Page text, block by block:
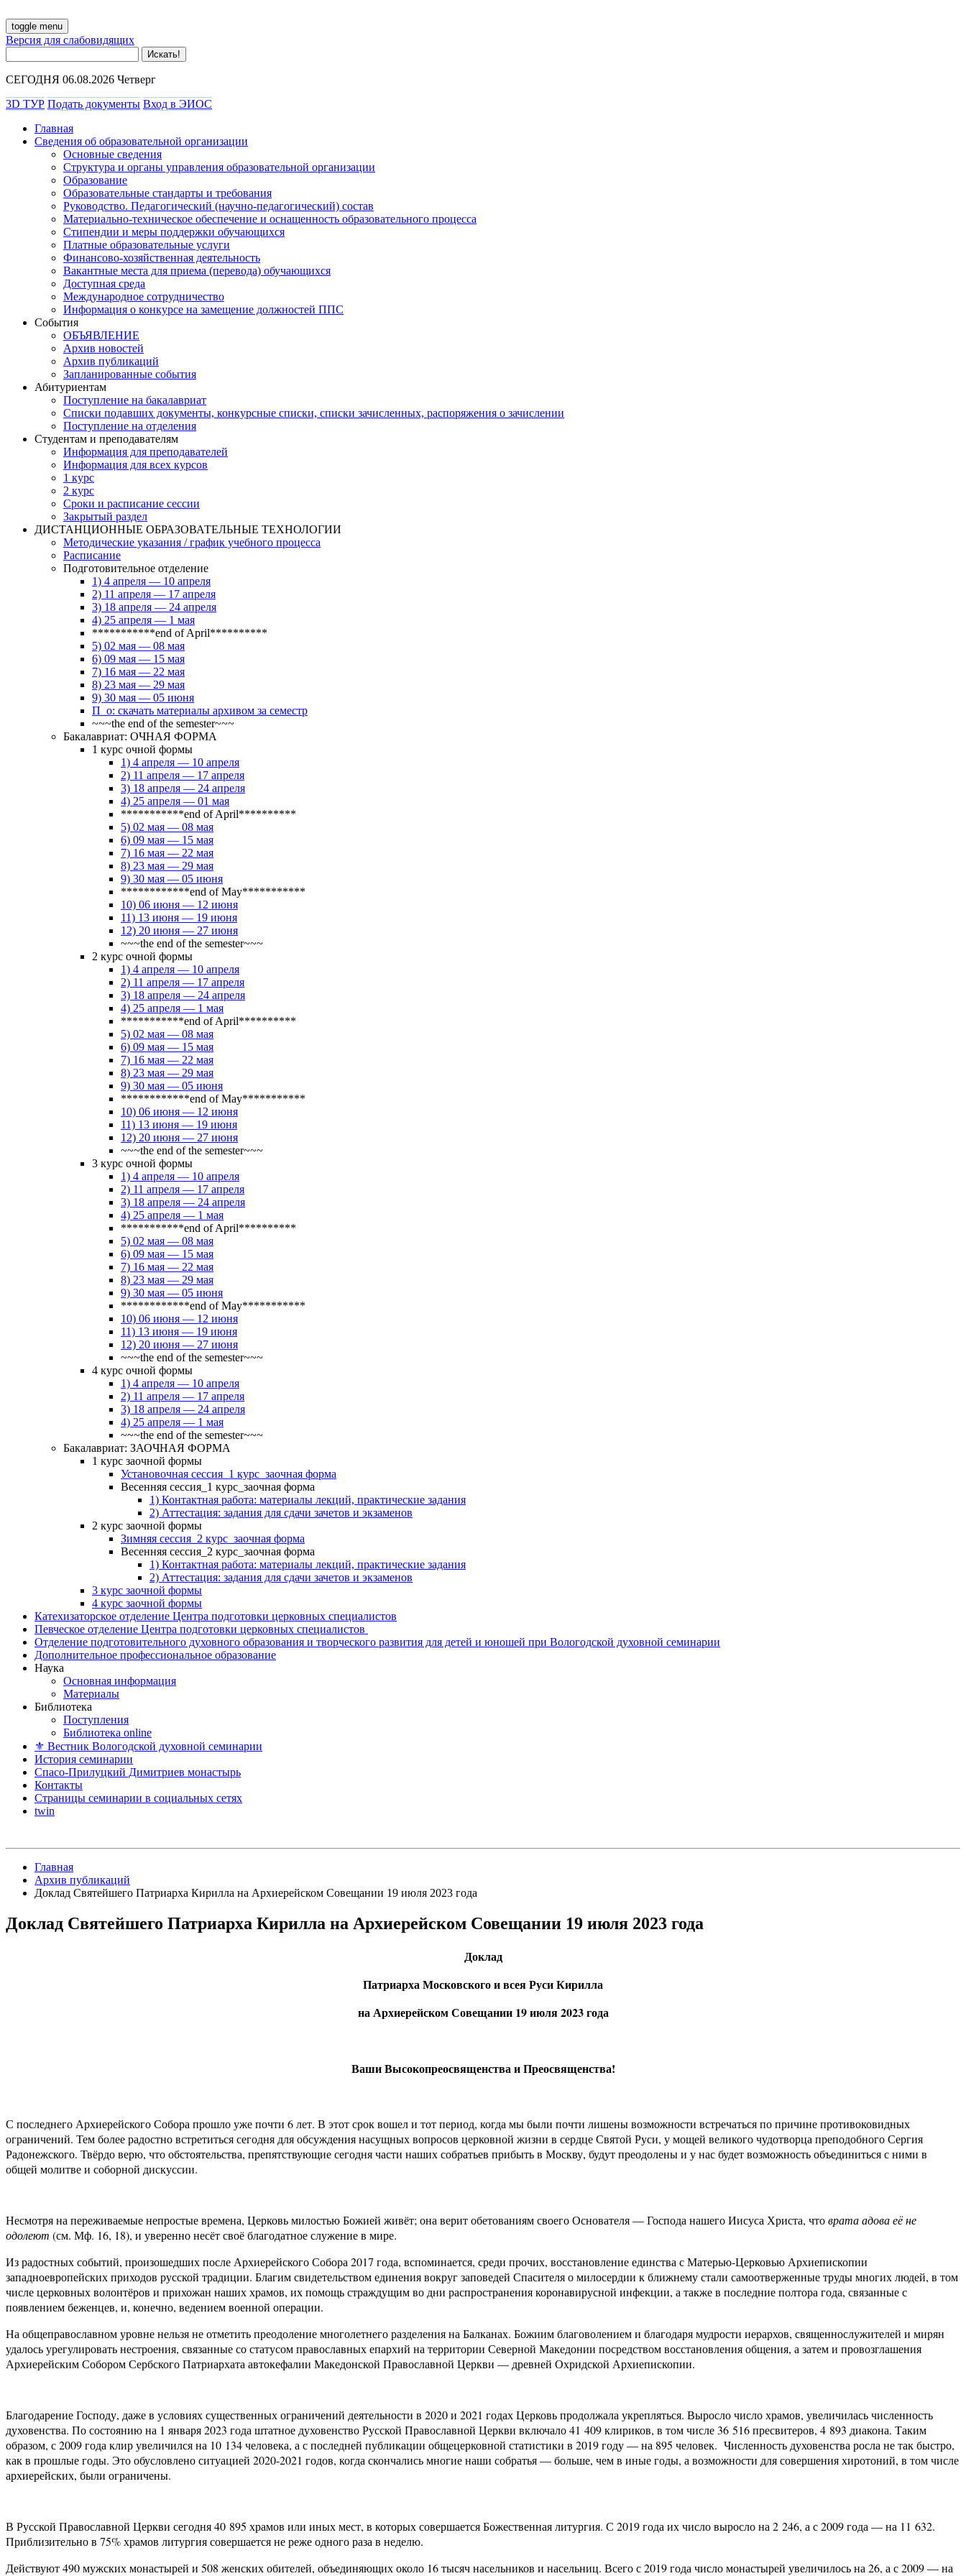
toggle menu
Версия для слабовидящих
СЕГОДНЯ 06.08.2026 Четверг
3D ТУР Подать документы Вход в ЭИОС
Главная
Сведения об образовательной организации
Основные сведения
Структура и органы управления образовательной организации
Образование
Образовательные стандарты и требования
Руководство. Педагогический (научно-педагогический) состав
Материально-техническое обеспечение и оснащенность образовательного процесса
Стипендии и меры поддержки обучающихся
Платные образовательные услуги
Финансово-хозяйственная деятельность
Вакантные места для приема (перевода) обучающихся
Доступная среда
Международное сотрудничество
Информация о конкурсе на замещение должностей ППС
События
ОБЪЯВЛЕНИЕ
Архив новостей
Архив публикаций
Запланированные события
Абитуриентам
Поступление на бакалавриат
Списки подавших документы, конкурсные списки, списки зачисленных, распоряжения о зачислении
Поступление на отделения
Студентам и преподавателям
Информация для преподавателей
Информация для всех курсов
1 курс
2 курс
Сроки и расписание сессии
Закрытый раздел
ДИСТАНЦИОННЫЕ ОБРАЗОВАТЕЛЬНЫЕ ТЕХНОЛОГИИ
Методические указания / график учебного процесса
Расписание
Подготовительное отделение
1) 4 апреля — 10 апреля
2) 11 апреля — 17 апреля
3) 18 апреля — 24 апреля
4) 25 апреля — 1 мая
***********end of April**********
5) 02 мая — 08 мая
6) 09 мая — 15 мая
7) 16 мая — 22 мая
8) 23 мая — 29 мая
9) 30 мая — 05 июня
П_о: скачать материалы архивом за семестр
~~~the end of the semester~~~
Бакалавриат: ОЧНАЯ ФОРМА
1 курс очной формы
1) 4 апреля — 10 апреля
2) 11 апреля — 17 апреля
3) 18 апреля — 24 апреля
4) 25 апреля — 01 мая
***********end of April**********
5) 02 мая — 08 мая
6) 09 мая — 15 мая
7) 16 мая — 22 мая
8) 23 мая — 29 мая
9) 30 мая — 05 июня
************end of May***********
10) 06 июня — 12 июня
11) 13 июня — 19 июня
12) 20 июня — 27 июня
~~~the end of the semester~~~
2 курс очной формы
1) 4 апреля — 10 апреля
2) 11 апреля — 17 апреля
3) 18 апреля — 24 апреля
4) 25 апреля — 1 мая
***********end of April**********
5) 02 мая — 08 мая
6) 09 мая — 15 мая
7) 16 мая — 22 мая
8) 23 мая — 29 мая
9) 30 мая — 05 июня
************end of May***********
10) 06 июня — 12 июня
11) 13 июня — 19 июня
12) 20 июня — 27 июня
~~~the end of the semester~~~
3 курс очной формы
1) 4 апреля — 10 апреля
2) 11 апреля — 17 апреля
3) 18 апреля — 24 апреля
4) 25 апреля — 1 мая
***********end of April**********
5) 02 мая — 08 мая
6) 09 мая — 15 мая
7) 16 мая — 22 мая
8) 23 мая — 29 мая
9) 30 мая — 05 июня
************end of May***********
10) 06 июня — 12 июня
11) 13 июня — 19 июня
12) 20 июня — 27 июня
~~~the end of the semester~~~
4 курс очной формы
1) 4 апреля — 10 апреля
2) 11 апреля — 17 апреля
3) 18 апреля — 24 апреля
4) 25 апреля — 1 мая
~~~the end of the semester~~~
Бакалавриат: ЗАОЧНАЯ ФОРМА
1 курс заочной формы
Установочная сессия_1 курс_заочная форма
Весенняя сессия_1 курс_заочная форма
1) Контактная работа: материалы лекций, практические задания
2) Аттестация: задания для сдачи зачетов и экзаменов
2 курс заочной формы
Зимняя сессия_2 курс_заочная форма
Весенняя сессия_2 курс_заочная форма
1) Контактная работа: материалы лекций, практические задания
2) Аттестация: задания для сдачи зачетов и экзаменов
3 курс заочной формы
4 курс заочной формы
Катехизаторское отделение Центра подготовки церковных специалистов
Певческое отделение Центра подготовки церковных специалистов
Отделение подготовительного духовного образования и творческого развития для детей и юношей при Вологодской духовной семинарии
Дополнительное профессиональное образование
Наука
Основная информация
Материалы
Библиотека
Поступления
Библиотека online
⚜ Вестник Вологодской духовной семинарии
История семинарии
Спасо-Прилуцкий Димитриев монастырь
Контакты
Страницы семинарии в социальных сетях
twin
Главная
Архив публикаций
Доклад Святейшего Патриарха Кирилла на Архиерейском Совещании 19 июля 2023 года
Доклад Святейшего Патриарха Кирилла на Архиерейском Совещании 19 июля 2023 года
Доклад
Патриарха Московского и всея Руси Кирилла
на Архиерейском Совещании 19 июля 2023 года
Ваши Высокопреосвященства и Преосвященства!
С последнего Архиерейского Собора прошло уже почти 6 лет. В этот срок вошел и тот период, когда мы были почти лишены возможности встречаться по причине противоковидных
ограничений. Тем более радостно встретиться сегодня для обсуждения насущных вопросов церковной жизни в сердце Святой Руси, у мощей великого чудотворца преподобного Сергия
Радонежского. Твёрдо верю, что обстоятельства, препятствующие сегодня части наших собратьев прибыть в Москву, будут преодолены и у нас будет возможность объединиться с ними в
общей молитве и соборной дискуссии.
Несмотря на переживаемые непростые времена, Церковь милостью Божией живёт; она верит обетованиям своего Основателя — Господа нашего Иисуса Христа, чтоврата адова её не
одолеют (см. Мф. 16, 18), и уверенно несёт своё благодатное служение в мире.
Из радостных событий, произошедших после Архиерейского Собора 2017 года, вспоминается, среди прочих, восстановление единства с Матерью-Церковью Архиепископии
западноевропейских приходов русской традиции. Благим свидетельством единения вокруг заповедей Спасителя о милосердии к ближнему стали самоотверженные труды многих людей, в том
числе церковных волонтёров и прихожан наших храмов, их помощь страждущим во дни распространения коронавирусной инфекции, а также в последние полтора года, связанные с
появлением беженцев, и, конечно, ведением военной операции.
На общеправославном уровне нельзя не отметить преодоление многолетнего разделения на Балканах. Божиим благоволением и благодаря мудрости иерархов, священнослужителей и мирян
удалось урегулировать нестроения, связанные со статусом православных епархий на территории Северной Македонии посредством восстановления общения, а затем и провозглашения
Архиерейским Собором Сербского Патриархата автокефалии Македонской Православной Церкви — древней Охридской Архиепископии.
Благодарение Господу, даже в условиях существенных ограничений деятельности в 2020 и 2021 годах Церковь продолжала укрепляться. Выросло число храмов, увеличилась численность
духовенства. По состоянию на 1 января 2023 года штатное духовенство Русской Православной Церкви включало 41 409 клириков, в том числе 36 516 пресвитеров, 4 893 диакона. Таким
образом, с 2009 года клир увеличился на 10 134 человека, а с последней публикации общецерковной статистики в 2019 году — на 895 человек. Численность духовенства росла не так быстро,
как в прошлые годы. Это обусловлено ситуацией 2020-2021 годов, когда скончались многие наши собратья — больше, чем в иные годы, а возможности для совершения хиротоний, в том числе
архиерейских, были ограничены.
В Русской Православной Церкви сегодня 40 895 храмов или иных мест, в которых совершается Божественная литургия. С 2019 года их число выросло на 2 246, а с 2009 года — на 11 632.
Приблизительно в 75% храмов литургия совершается не реже одного раза в неделю.
Действуют 490 мужских монастырей и 508 женских обителей, объединяющих около 16 тысяч насельников и насельниц. Всего с 2019 года число монастырей увеличилось на 26, а с 2009 — на